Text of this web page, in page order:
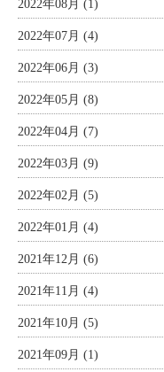
2022年08月 (1)
2022年07月 (4)
2022年06月 (3)
2022年05月 (8)
2022年04月 (7)
2022年03月 (9)
2022年02月 (5)
2022年01月 (4)
2021年12月 (6)
2021年11月 (4)
2021年10月 (5)
2021年09月 (1)